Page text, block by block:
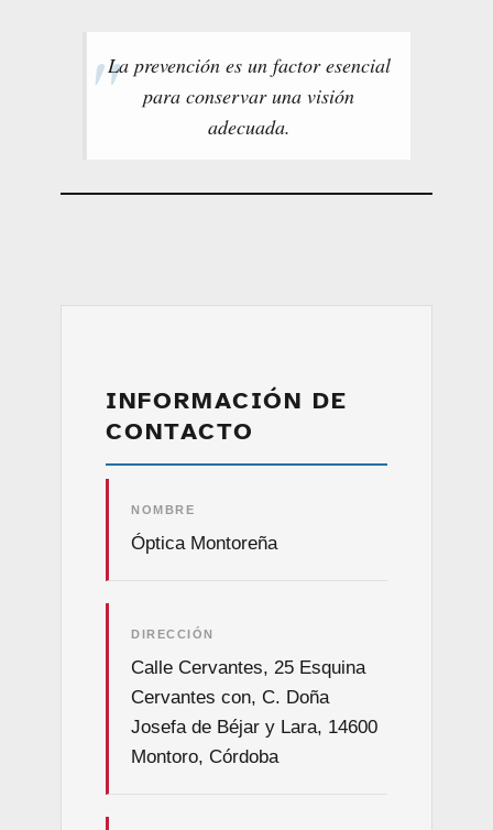
La prevención es un factor esencial
para conservar una visión
adecuada.
INFORMACIÓN DE
CONTACTO
NOMBRE
Óptica Montoreña
DIRECCIÓN
Calle Cervantes, 25 Esquina
Cervantes con, C. Doña
Josefa de Béjar y Lara, 14600
Montoro, Córdoba